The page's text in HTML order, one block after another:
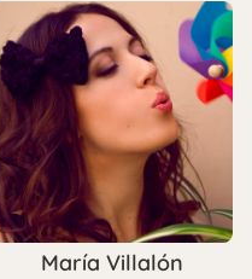
María Villalón